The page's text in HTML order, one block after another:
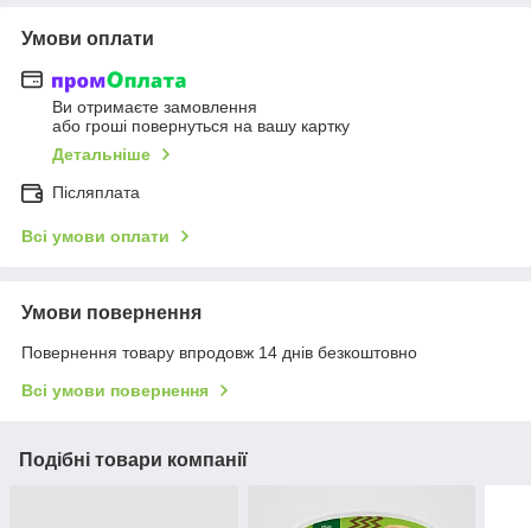
Умови оплати
Ви отримаєте замовлення
або гроші повернуться на вашу картку
Детальніше
Післяплата
Всі умови оплати
Умови повернення
Повернення товару впродовж 14 днів безкоштовно
Всі умови повернення
Подібні товари компанії